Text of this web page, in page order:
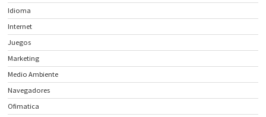
Idioma
Internet
Juegos
Marketing
Medio Ambiente
Navegadores
Ofimatica